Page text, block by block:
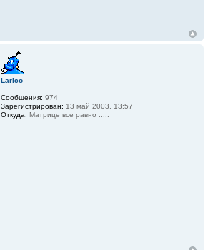
Larico
Сообщения: 974
Зарегистрирован: 13 май 2003, 13:57
Откуда: Матрице все равно .....